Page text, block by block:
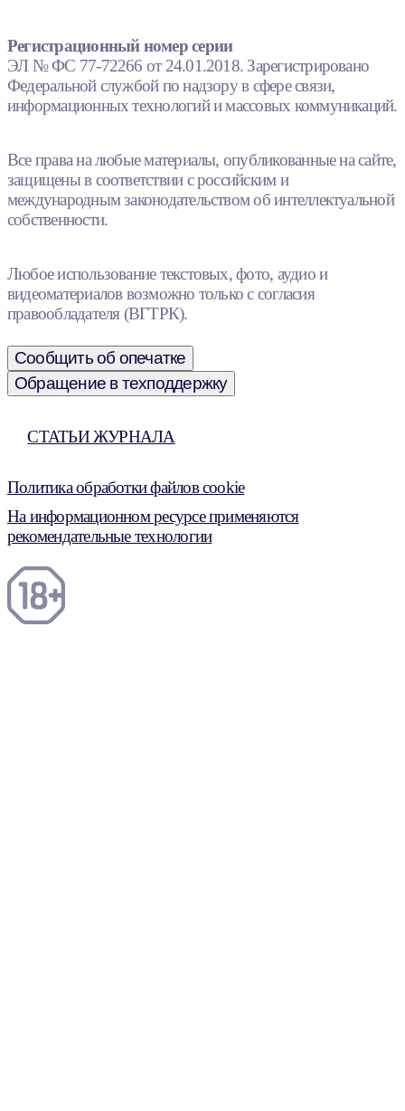
Регистрационный номер серии
ЭЛ № ФС 77-72266 от 24.01.2018. Зарегистрировано
Федеральной службой по надзору в сфере связи,
информационных технологий и массовых коммуникаций.
Все права на любые материалы, опубликованные на сайте,
защищены в соответствии с российским и
международным законодательством об интеллектуальной
собственности.
Любое использование текстовых, фото, аудио и
видеоматериалов возможно только с согласия
правообладателя (ВГТРК).
Сообщить об опечатке
Обращение в техподдержку
СТАТЬИ ЖУРНАЛА
Политика обработки файлов cookie
На информационном ресурсе применяются
рекомендательные технологии